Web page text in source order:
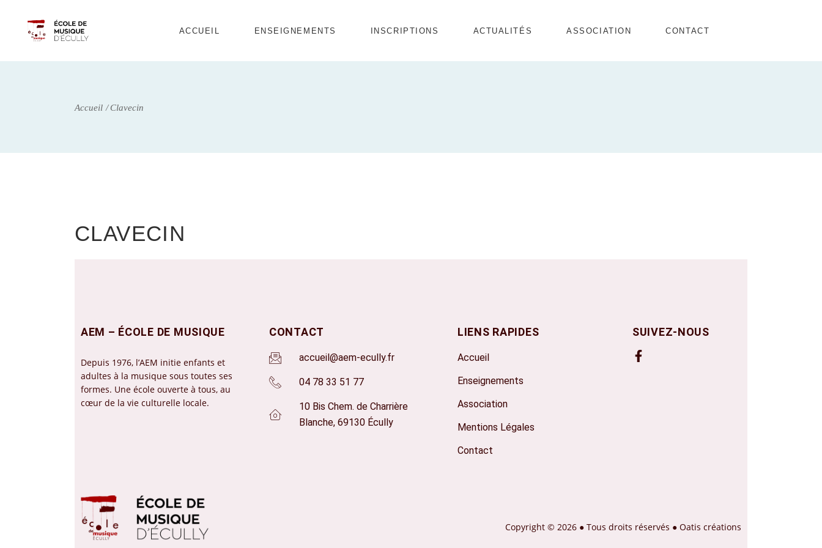
ACCUEIL ENSEIGNEMENTS INSCRIPTIONS ACTUALITÉS ASSOCIATION CONTACT
Ados / Adultes
Accueil Clavecin
CLAVECIN
AEM – ÉCOLE DE MUSIQUE
Depuis 1976, l’AEM initie enfants et
adultes à la musique sous toutes ses
formes. Une école ouverte à tous, au
cœur de la vie culturelle locale.
CONTACT
accueil@aem-ecully.fr
04 78 33 51 77
10 Bis Chem. de Charrière
Blanche, 69130 Écully
LIENS RAPIDES
Accueil
Enseignements
Association
Mentions Légales
Contact
SUIVEZ-NOUS
Copyright © 2026 ● Tous droits réservés ● Oatis créations